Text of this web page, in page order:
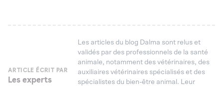
ARTICLE ÉCRIT PAR
Les experts
Les articles du blog Dalma sont relus et
validés par des professionnels de la santé
animale, notamment des vétérinaires, des
auxiliaires vétérinaires spécialisés et des
spécialistes du bien-être animal. Leur